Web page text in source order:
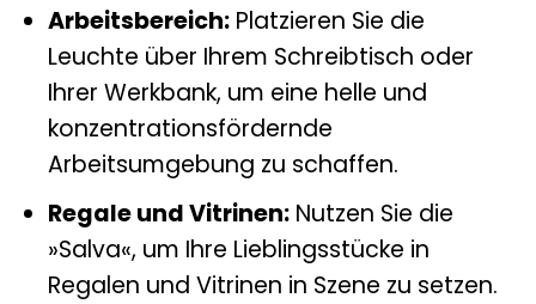
Arbeitsbereich:Platzieren Sie die
Leuchte über Ihrem Schreibtisch oder
Ihrer Werkbank, um eine helle und
konzentrationsfördernde
Arbeitsumgebung zu schaffen.
Regale und Vitrinen:Nutzen Sie die
»Salva«, um Ihre Lieblingsstücke in
Regalen und Vitrinen in Szene zu setzen.